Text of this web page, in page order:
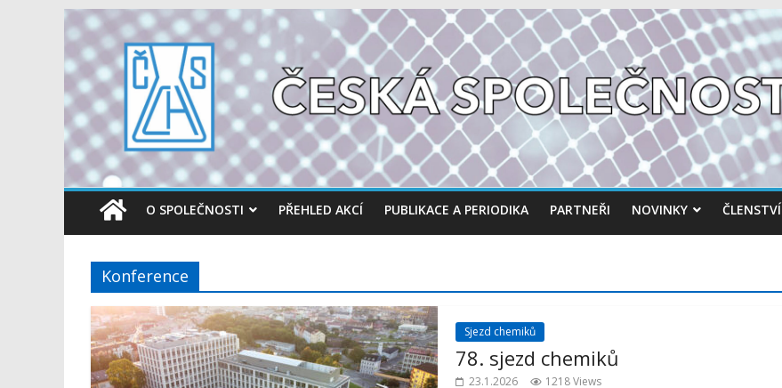
O SPOLEČNOSTI PŘEHLED AKCÍ PUBLIKACE A PERIODIKA PARTNEŘI NOVINKY ČLENSTVÍ
Konference
Sjezd chemiků
78. sjezd chemiků
23.1.2026 1218 Views